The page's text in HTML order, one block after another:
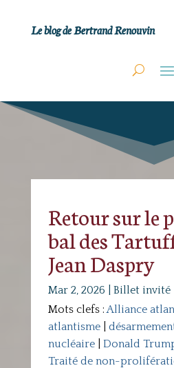
Le blog de Bertrand Renouvin
Retour sur le
bal des
Jean Daspry
Mar 2, 2026 Billet invité|
Mots clefs :Alliance
atlantisme|
nucléaire| Donald
Traité de non-